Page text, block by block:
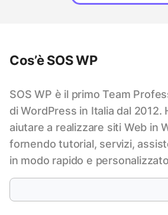
Cos’è SOS WP
SOS WP è il primo Team
di WordPress in Italia dal 2012.
aiutare a realizzare siti Web in
fornendo tutorial, servizi,
in modo rapido e